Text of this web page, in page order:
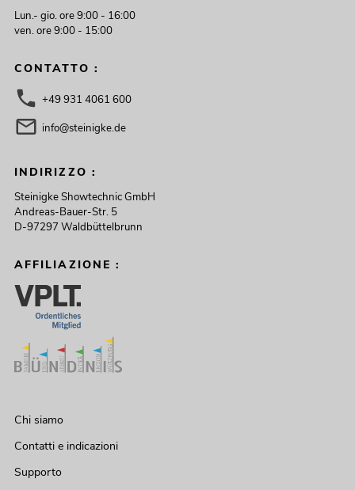
Lun.- gio. ore 9:00 - 16:00
ven. ore 9:00 - 15:00
CONTATTO :
+49 931 4061 600
info@steinigke.de
INDIRIZZO :
Steinigke Showtechnic GmbH
Andreas-Bauer-Str. 5
D-97297 Waldbüttelbrunn
AFFILIAZIONE :
Chi siamo
Contatti e indicazioni
Supporto